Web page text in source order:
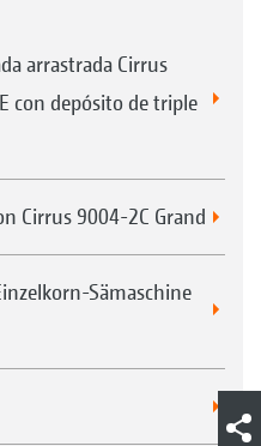
arrastrada Cirrus
con depósito de triple
Cirrus 9004-2C Grand
Sämaschine